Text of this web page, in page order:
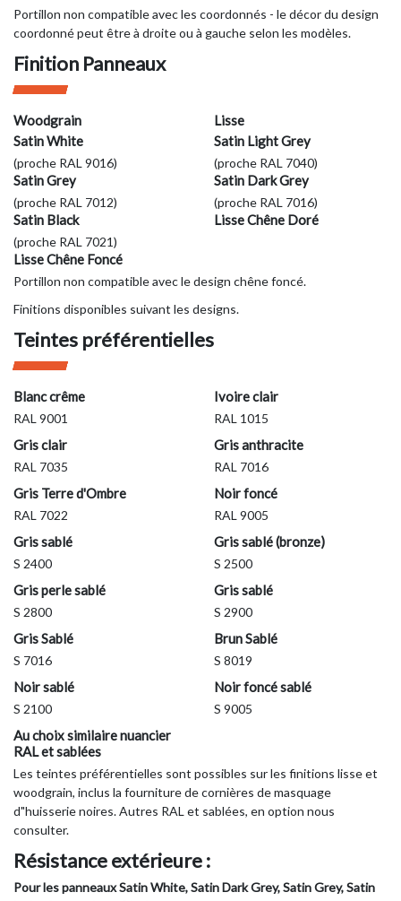
Portillon non compatible avec les coordonnés - le décor du design
coordonné peut être à droite ou à gauche selon les modèles.
Finition Panneaux
Woodgrain
Lisse
Satin White
(proche RAL 9016)
Satin Light Grey
(proche RAL 7040)
Satin Grey
(proche RAL 7012)
Satin Dark Grey
(proche RAL 7016)
Satin Black
(proche RAL 7021)
Lisse Chêne Doré
Lisse Chêne Foncé
Portillon non compatible avec le design chêne foncé.
Finitions disponibles suivant les designs.
Teintes préférentielles
Blanc crême
RAL 9001
Ivoire clair
RAL 1015
Gris clair
RAL 7035
Gris anthracite
RAL 7016
Gris Terre d'Ombre
RAL 7022
Noir foncé
RAL 9005
Gris sablé
S 2400
Gris sablé (bronze)
S 2500
Gris perle sablé
S 2800
Gris sablé
S 2900
Gris Sablé
S 7016
Brun Sablé
S 8019
Noir sablé
S 2100
Noir foncé sablé
S 9005
Au choix similaire nuancier
RAL et sablées
Les teintes préférentielles sont possibles sur les finitions lisse et
woodgrain, inclus la fourniture de cornières de masquage
d"huisserie noires. Autres RAL et sablées, en option nous
consulter.
Résistance extérieure :
Pour les panneaux Satin White, Satin Dark Grey, Satin Grey, Satin